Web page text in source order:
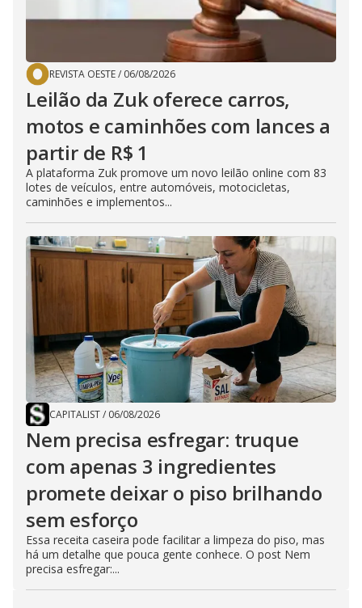
REVISTA OESTE/ 06/08/2026
Leilão da Zuk oferece carros,
motos e caminhões com lances a
partir de R$ 1
A plataforma Zuk promove um novo leilão online com 83
lotes de veículos, entre automóveis, motocicletas,
caminhões e implementos...
CAPITALIST/ 06/08/2026
Nem precisa esfregar: truque
com apenas 3 ingredientes
promete deixar o piso brilhando
sem esforço
Essa receita caseira pode facilitar a limpeza do piso, mas
há um detalhe que pouca gente conhece. O post Nem
precisa esfregar:...